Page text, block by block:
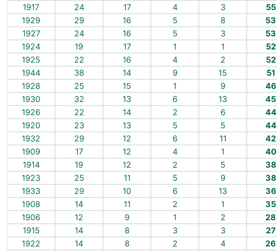
1917 24 17 4 3 55
1929 29 16 5 8 53
1927 24 16 5 3 53
1924 19 17 1 1 52
1925 22 16 4 2 52
1944 38 14 9 15 51
1928 25 15 1 9 46
1930 32 13 6 13 45
1926 22 14 2 6 44
1920 23 13 5 5 44
1932 29 12 6 11 42
1909 17 12 4 1 40
1914 19 12 2 5 38
1923 25 11 5 9 38
1933 29 10 6 13 36
1908 14 11 2 1 35
1906 12 9 1 2 28
1915 14 8 3 3 27
1922 14 8 2 4 26